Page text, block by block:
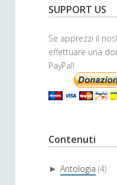
h
SUPPORT US
Se apprezzi il
effettuare una
PayPal!
Contenuti
► Antologia (4)